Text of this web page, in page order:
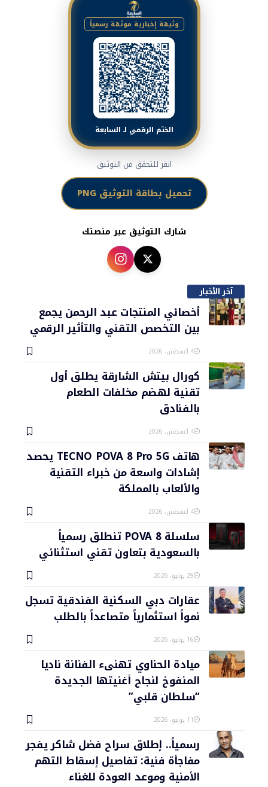
وثيقة إخبارية موثقة رسمياً
الختم الرقمي لـ السابعة
انقر للتحقق من التوثيق
تحميل بطاقة التوثيق PNG
شارك التوثيق عبر منصتك
آخر الأخبار
أخصائي المنتجات عبد الرحمن يجمع
بين التخصص التقني والتأثير الرقمي
4 أغسطس، 2026
كورال بيتش الشارقة يطلق أول
تقنية لهضم مخلفات الطعام
بالفنادق
4 أغسطس، 2026
هاتف TECNO POVA 8 Pro 5G يحصد
إشادات واسعة من خبراء التقنية
والألعاب بالمملكة
4 أغسطس، 2026
سلسلة POVA 8 تنطلق رسمياً
بالسعودية بتعاون تقني استثنائي
29 يوليو، 2026
عقارات دبي السكنية الفندقية تسجل
نمواً استثمارياً متصاعداً بالطلب
16 يوليو، 2026
ميادة الحناوي تهنىء الفنانة ناديا
المنفوخ لنجاح أغنيتها الجديدة
“سلطان قلبي”
11 يوليو، 2026
رسمياً.. إطلاق سراح فضل شاكر يفجر
مفاجأة فنية: تفاصيل إسقاط التهم
الأمنية وموعد العودة للغناء